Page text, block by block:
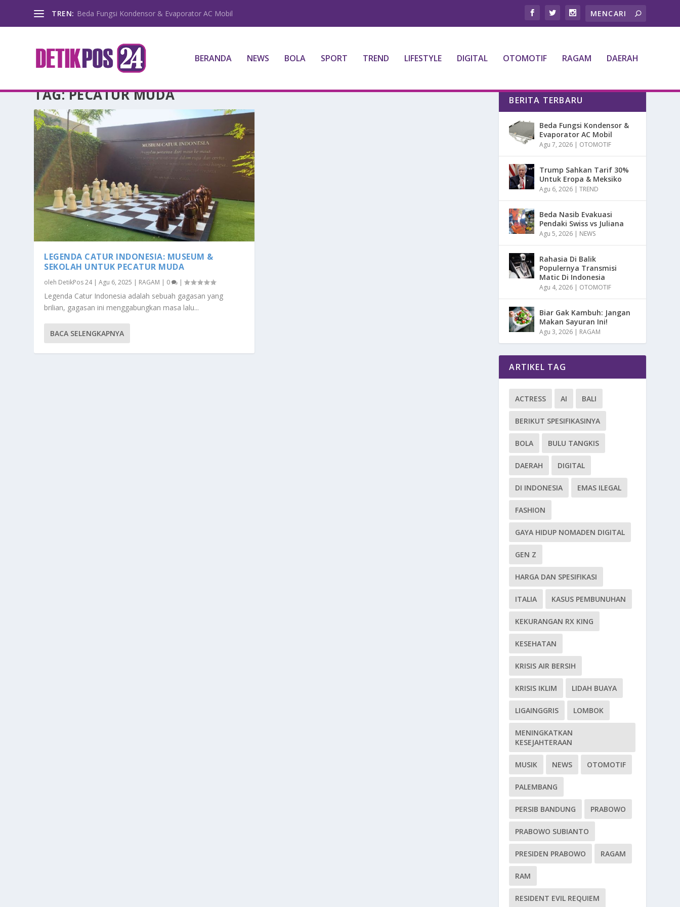
TREN: Beda Fungsi Kondensor & Evaporator AC Mobil
BERANDA NEWS BOLA SPORT TREND LIFESTYLE DIGITAL OTOMOTIF RAGAM DAERAH
TAG:PECATUR MUDA
LEGENDA CATUR INDONESIA: MUSEUM &
SEKOLAH UNTUK PECATUR MUDA
oleh DetikPos 24|Agu 6, 2025 | RAGAM | 0 |
Legenda Catur Indonesia adalah sebuah gagasan yang
brilian, gagasan ini menggabungkan masa lalu...
BACA SELENGKAPNYA
BERITA TERBARU
Beda Fungsi Kondensor &
Evaporator AC Mobil
Agu 7, 2026 | OTOMOTIF
Trump Sahkan Tarif 30%
Untuk Eropa & Meksiko
Agu 6, 2026 |TREND
Beda Nasib Evakuasi
Pendaki Swiss vs Juliana
Agu 5, 2026 | NEWS
Rahasia Di Balik
Populernya Transmisi
Matic Di Indonesia
Agu 4, 2026 | OTOMOTIF
Biar Gak Kambuh: Jangan
Makan Sayuran Ini!
Agu 3, 2026 | RAGAM
ARTIKEL TAG
ACTRESS AI BALI
BERIKUT SPESIFIKASINYA
BOLA BULU TANGKIS
DAERAH DIGITAL
DI INDONESIA EMAS ILEGAL
FASHION
GAYA HIDUP NOMADEN DIGITAL
GEN Z
HARGA DAN SPESIFIKASI
ITALIA KASUS PEMBUNUHAN
KEKURANGAN RX KING
KESEHATAN
KRISIS AIR BERSIH
KRISIS IKLIM LIDAH BUAYA
LIGAINGGRIS LOMBOK
MENINGKATKAN
KESEJAHTERAAN
MUSIK NEWS OTOMOTIF
PALEMBANG
PERSIB BANDUNG PRABOWO
PRABOWO SUBIANTO
PRESIDEN PRABOWO RAGAM
RAM
RESIDENT EVIL REQUIEM